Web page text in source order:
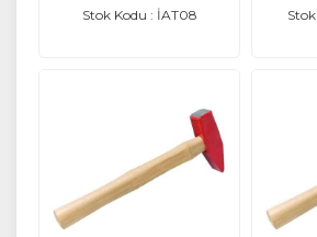
Stok Kodu : İAT08